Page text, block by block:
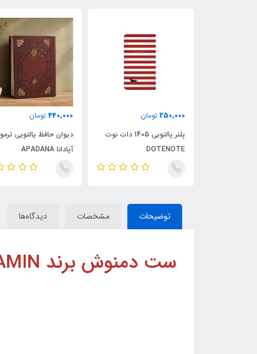
250,000 تومان
پلنر پالتویی 1405 دات نوت
DOTENOTE
440,000 تومان
دیوان حافظ پالتویی ترمو
آپادانا APADANA
توضیحات مشخصات دیدگاه‌ها
ست دمنوش برند IRAN ZAMIN (ایران زمین) کد 50220